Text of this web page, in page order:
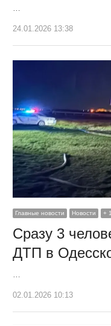
…
24.01.2026 13:38
Главные новости Новости +
Сразу 3
ДТП в
02.01.2026 10:13